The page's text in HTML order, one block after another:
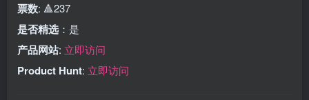
票数: 🔺237
是否精选 ：是
产品网站: 立即访问
Product Hunt: 立即访问